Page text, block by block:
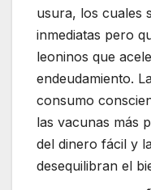
usura, los cuales
inmediatas pero
leoninos que
endeudamiento.
consumo
las vacunas más
del dinero fácil y
desequilibran el